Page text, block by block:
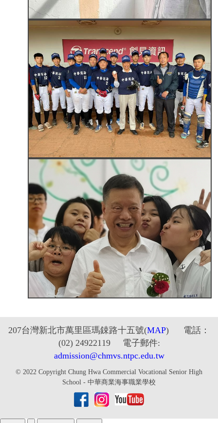
207台灣新北市萬里區瑪鋉路十五號(MAP) 電話：
(02) 24922119 電子郵件:
admission@chmvs.ntpc.edu.tw
© 2022 Copyright Chung Hwa Commercial Vocational Senior High
School - 中華商業海事職業學校